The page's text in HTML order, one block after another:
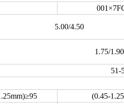
5.00/4.50
1.75/1.90
51-
(0.45-